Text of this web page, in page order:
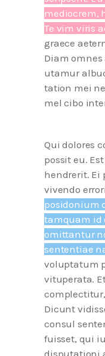
mediocrem,
Te vim viris
graece
Diam
utamur
tation mei
mel cibo
Qui dolores
possit eu.
hendrerit. Ei
vivendo
posidonium
tamquam id
omittantur
sententiae
voluptatum
vituperata.
Dicunt
consul
fuisset, qui
disputationi